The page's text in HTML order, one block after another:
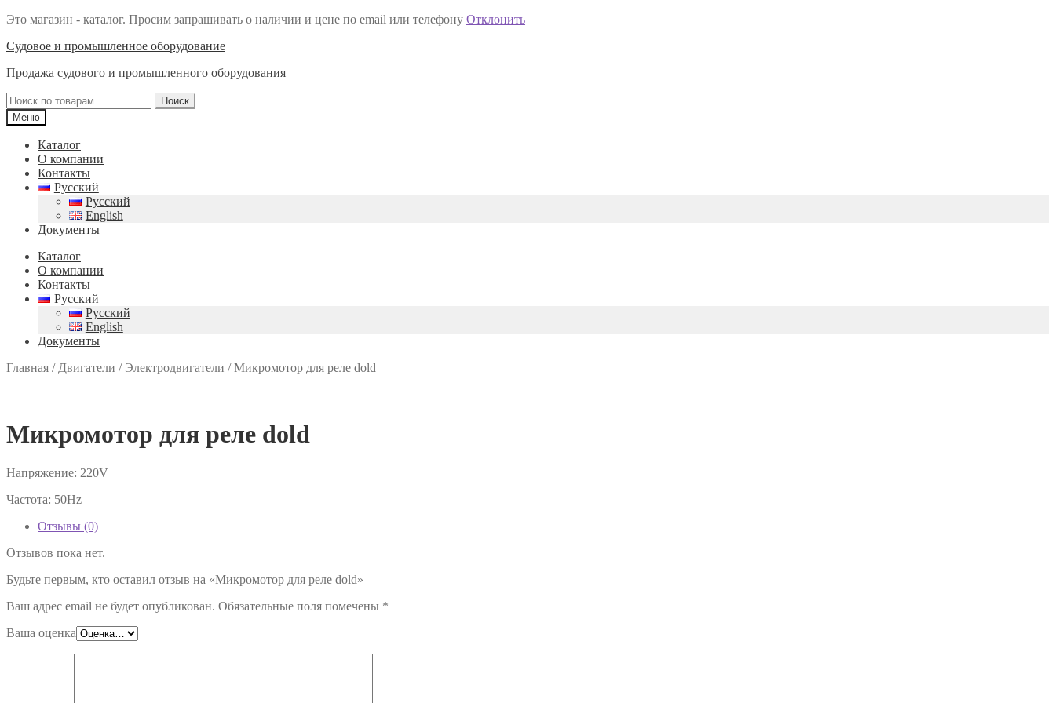
Это магазин - каталог. Просим запрашивать о наличии и цене по email или телефону Отклонить
Перейти
навигации
Перейти
содержимому
Судовое и промышленное оборудование
Продажа судового и промышленного оборудования
Искать:
Поиск
Меню
Каталог
О компании
Контакты
Русский
Русский
English
Документы
Каталог
О компании
Контакты
Русский
Русский
English
Документы
Главная / Двигатели / Электродвигатели /Микромотор для реле dold
Микромотор для реле dold
Напряжение: 220V
Частота: 50Hz
Отзывы (0)
Отзывов пока нет.
Будьте первым, кто оставил отзыв на «Микромотор для реле dold»
Ваш адрес email не будет опубликован. Обязательные поля помечены *
Ваша оценка